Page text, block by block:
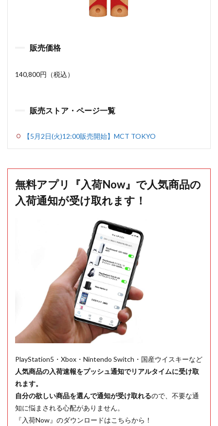
販売価格
140,800円（税込）
販売ストア・ページ一覧
【5月2日(火)12:00販売開始】MCT TOKYO
無料アプリ『入荷Now』で人気商品の
入荷通知が受け取れます！
PlayStation5・Xbox・Nintendo Switch・国産ウイスキーなど
人気商品の入荷速報をプッシュ通知でリアルタイムに受け取
れます。
自分の欲しい商品を選んで通知が受け取れるので、不要な通
知に悩まされる心配がありません。
『入荷Now』のダウンロードはこちらから！